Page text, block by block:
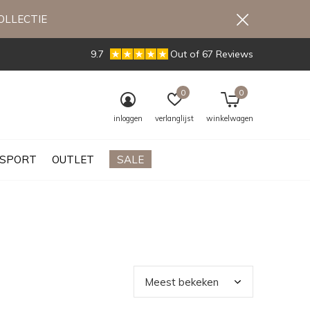
SPORT OUTLET SALE
inloggen verlanglijst
0
winkelwagen
0
9.7 Out of 67 Reviews